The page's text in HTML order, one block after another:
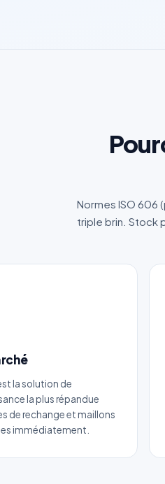
Normes ISO 606
triple brin. Stock
la solution de
la plus répandue
de rechange et maillons
immédiatement.